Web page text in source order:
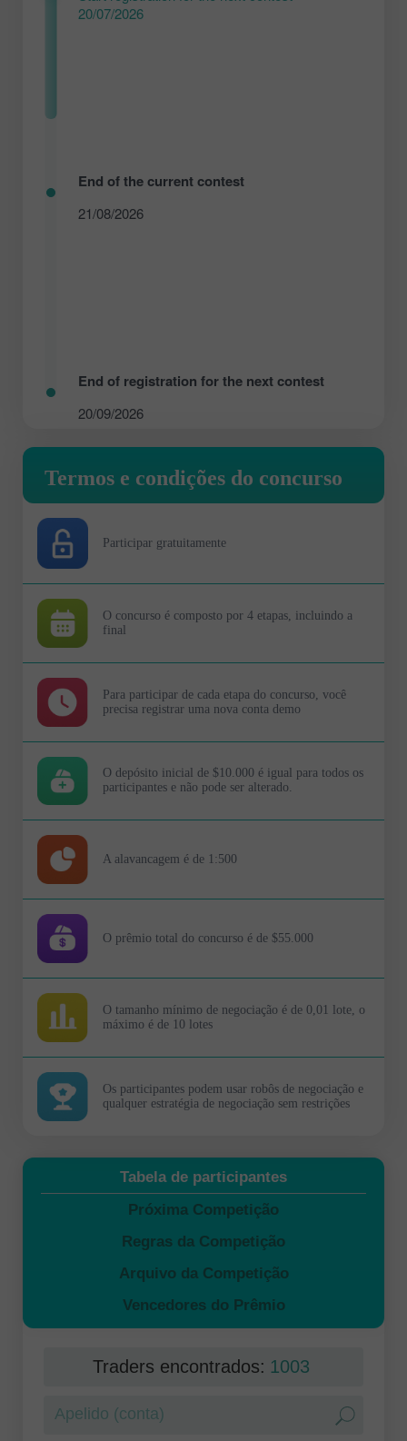
20/07/2026
End of the current contest
21/08/2026
End of registration for the next contest
20/09/2026
Termos e condições do concurso
Participar gratuitamente
O concurso é composto por 4 etapas, incluindo a
final
Para participar de cada etapa do concurso, você
precisa registrar uma nova conta demo
O depósito inicial de $10.000 é igual para todos os
participantes e não pode ser alterado.
A alavancagem é de 1:500
O prêmio total do concurso é de $55.000
O tamanho mínimo de negociação é de 0,01 lote, o
máximo é de 10 lotes
Os participantes podem usar robôs de negociação e
qualquer estratégia de negociação sem restrições
Tabela de participantes
Próxima Competição
Regras da Competição
Arquivo da Competição
Vencedores do Prêmio
Traders encontrados: 1003